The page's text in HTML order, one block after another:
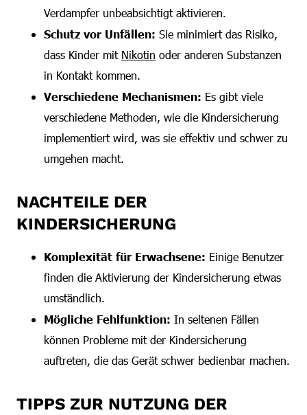
Verdampfer unbeabsichtigt aktivieren.
Schutz vor Unfällen: Sie minimiert das Risiko,
dass Kinder mit Nikotin oder anderen Substanzen
in Kontakt kommen.
Verschiedene Mechanismen: Es gibt viele
verschiedene Methoden, wie die Kindersicherung
implementiert wird, was sie effektiv und schwer zu
umgehen macht.
NACHTEILE DER
KINDERSICHERUNG
Komplexität für Erwachsene: Einige Benutzer
finden die Aktivierung der Kindersicherung etwas
umständlich.
Mögliche Fehlfunktion: In seltenen Fällen
können Probleme mit der Kindersicherung
auftreten, die das Gerät schwer bedienbar machen.
TIPPS ZUR NUTZUNG DER